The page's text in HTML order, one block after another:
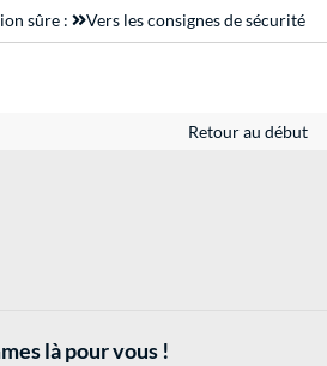
sûre : Vers les consignes de sécurité
Retour au début
là pour vous !